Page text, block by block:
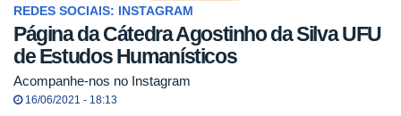
REDES SOCIAIS: INSTAGRAM
Página da Cátedra Agostinho da Silva UFU
de Estudos Humanísticos
Acompanhe-nos no Instagram
16/06/2021 - 18:13